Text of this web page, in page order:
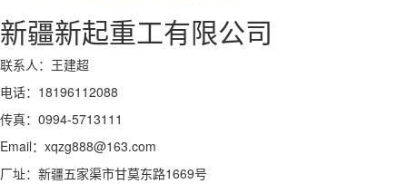
新疆新起重工有限公司
联系人：王建超
电话：18196112088
传真：0994-5713111
Email：xqzg888@163.com
厂址：新疆五家渠市甘莫东路1669号